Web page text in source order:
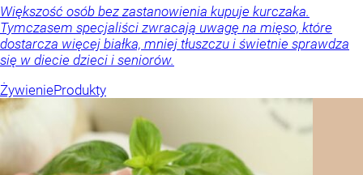
Większość osób bez zastanowienia kupuje kurczaka.
Tymczasem specjaliści zwracają uwagę na mięso, które
dostarcza więcej białka, mniej tłuszczu i świetnie sprawdza
się w diecie dzieci i seniorów.
ŻywienieProdukty